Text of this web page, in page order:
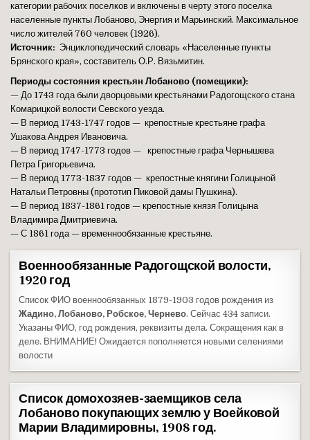
категории рабочих поселков и включены в черту этого поселка
населенные пункты Лобаново, Энергия и Марьинский. Максимальное
число жителей 760 человек (1926).
Источник: Энциклопедический словарь «Населенные пункты
Брянского края», составитель О.Р. Вязьмитин.
Периоды состояния крестьян Лобаново (помещики):
— До 1743 года были дворцовыми крестьянами Радогощского стана
Комарицкой волости Севского уезда.
— В период 1743-1747 годов — крепостные крестьяне графа
Ушакова Андрея Ивановича.
— В период 1747-1773 годов — крепостные графа Чернышева
Петра Григорьевича.
— В период 1773-1837 годов — крепостные княгини Голицыной
Натальи Петровны (прототип Пиковой дамы Пушкина).
— В период 1837-1861 годов — крепостные князя Голицына
Владимира Дмитриевича.
— С 1861 года — временнообязанные крестьяне.
Военнообязанные Радогощской волости,
1920 год
Список ФИО военнообязанных 1879-1903 годов рождения из
Жадино, Лобаново, Робское, Чернево. Сейчас 434 записи.
Указаны ФИО, год рождения, реквизиты дела. Сокращения как в
деле. ВНИМАНИЕ! Ожидается пополняется новыми селениями
волости
Список домохозяев-заемщиков села
Лобаново покупающих землю у Воейковой
Марии Владимировны, 1908 год.